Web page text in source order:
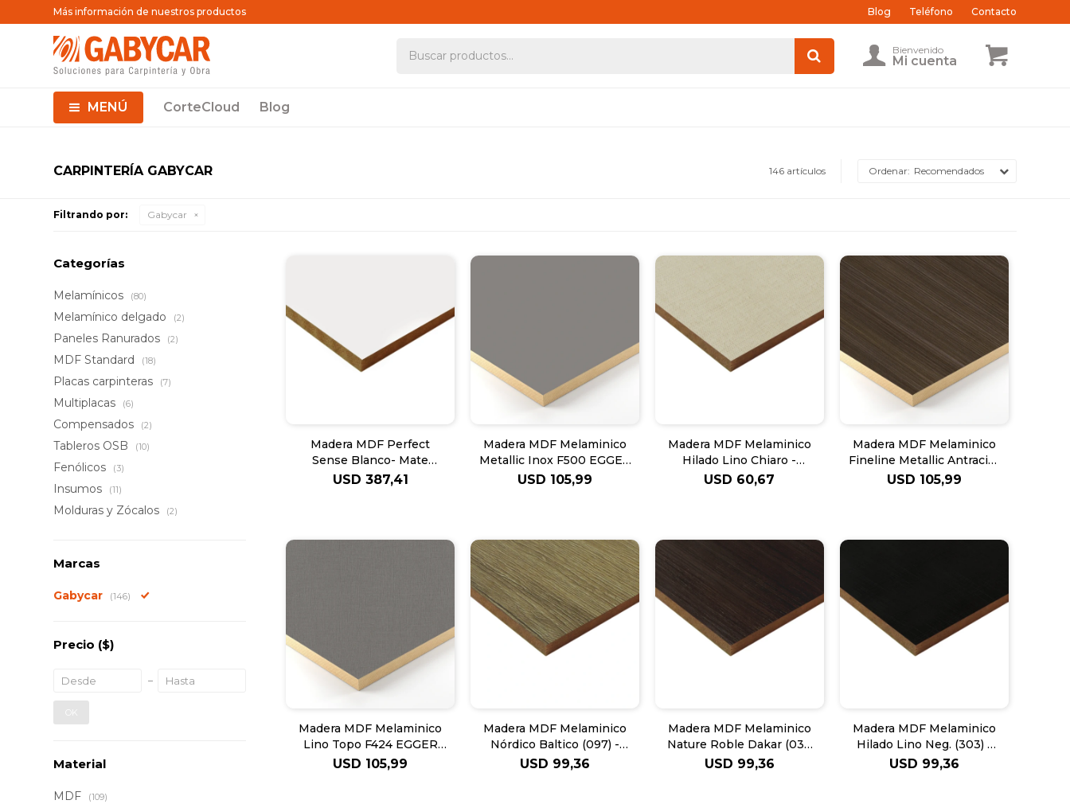
MENÚ CorteCloud Blog
Más información de nuestros productos Blog Teléfono Contacto
CARPINTERÍA GABYCAR 146 artículos Recomendados
Filtrando por: Gabycar
Madera MDF Perfect
Sense Blanco- Mate
W1100
USD 387,41
Madera MDF Melaminico
Metallic Inox F500 EGGER
18mm
USD 105,99
Madera MDF Melaminico
Hilado Lino Chiaro -
5.5mm
USD 60,67
Madera MDF Melaminico
Fineline Metallic Antracita
H3190 EGGER 18mm
USD 105,99
Madera MDF Melaminico
Lino Topo F424 EGGER
18mm
USD 105,99
Madera MDF Melaminico
Nórdico Baltico (097) -
18mm
USD 99,36
Madera MDF Melaminico
Nature Roble Dakar (031)
- 18mm
USD 99,36
Madera MDF Melaminico
Hilado Lino Neg. (303) -
18mm
USD 99,36
Categorías
Melamínicos (80)
Melamínico delgado (2)
Paneles Ranurados (2)
MDF Standard (18)
Placas carpinteras (7)
Multiplacas (6)
Compensados (2)
Tableros OSB (10)
Fenólicos (3)
Insumos (11)
Molduras y Zócalos (2)
Marcas
Gabycar (146)
Precio ($)
OK
Material
MDF (109)